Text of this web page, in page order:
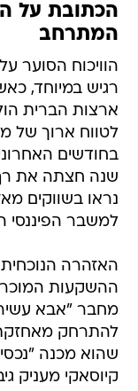
הכתובת על
המתרחב
הוויכוח הסוער
רגיש במיוחד,
ארצות הברית
לטווח ארוך של
נראו בשווקים
למשבר הפיננסי
האזהרה
ההשקעות
מחבר "אבא
להתרחק מאחזקת
שהוא מכנה
קיוסאקי מעניק